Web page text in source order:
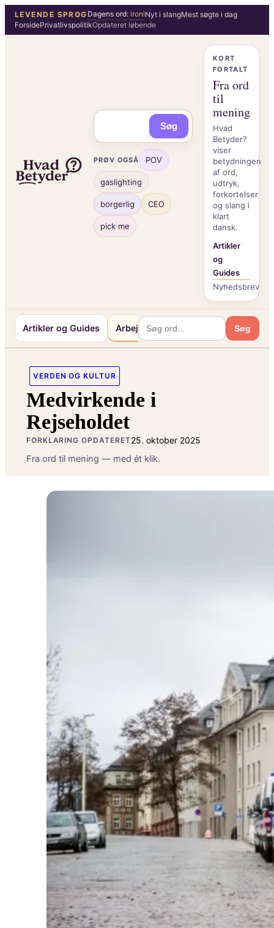
Spring
LEVENDE SPROG Dagens ord: ironiNyt i slangMest søgte i dag
ForsidePrivatlivspolitikOpdateret løbende
Søg
PRØV OGSÅ POV
gaslighting
borgerlig CEO
pick me
KORT
FORTALT
Fra ord
til
mening
Hvad
Betyder?
viser
betydningen
af ord,
udtryk,
forkortelser
og slang i
klart
dansk.
Artikler
og
Guides
Nyhedsbrev
Artikler og Guides Arbejde og Karriereliv Søg
VERDEN OG KULTUR
Medvirkende i
Rejseholdet
FORKLARING OPDATERET25. oktober 2025
Fra ord til mening — med ét klik.